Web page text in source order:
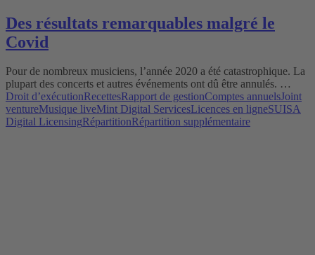
Des résultats remarquables malgré le
Covid
Pour de nombreux musiciens, l’année 2020 a été catastrophique. La
plupart des concerts et autres événements ont dû être annulés. …
Droit d’exécutionRecettesRapport de gestionComptes annuelsJoint
ventureMusique liveMint Digital ServicesLicences en ligneSUISA
Digital LicensingRépartitionRépartition supplémentaire